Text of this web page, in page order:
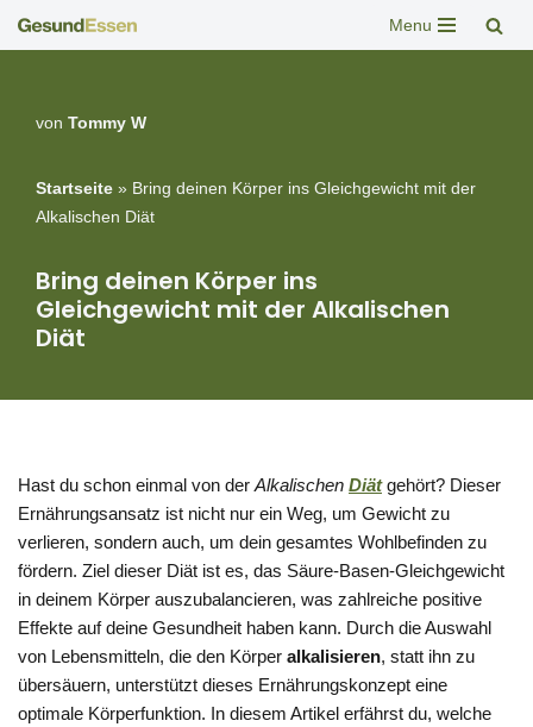
springen
Menu
von Tommy W
Startseite » Bring deinen Körper ins Gleichgewicht mit der
Alkalischen Diät
Bring deinen Körper ins
Gleichgewicht mit der Alkalischen
Diät
Hast du schon einmal von der Alkalischen Diätgehört? Dieser
Ernährungsansatz ist nicht nur ein Weg, um Gewicht zu
verlieren, sondern auch, um dein gesamtes Wohlbefinden zu
fördern. Ziel dieser Diät ist es, das Säure-Basen-Gleichgewicht
in deinem Körper auszubalancieren, was zahlreiche positive
Effekte auf deine Gesundheit haben kann. Durch die Auswahl
von Lebensmitteln, die den Körper alkalisieren, statt ihn zu
übersäuern, unterstützt dieses Ernährungskonzept eine
optimale Körperfunktion. In diesem Artikel erfährst du, welche